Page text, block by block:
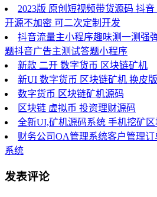
2023版 原创短视频带货源码 抖音
开源不加密 可二次定制开发
抖音流量主小程序趣味测一测强
题抖音广告主测试答题小程序
新款 二开 数字货币 区块链矿机
新UI 数字货币 区块链矿机 换皮版
数字货币 区块链矿机源码
区块链 虚拟币 投资理财源码
全新UI,矿机源码系统 手机挖矿
财务公司OA管理系统客户管理
系统
发表评论